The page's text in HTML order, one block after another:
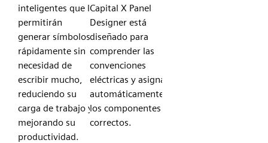
inteligentes que le
permitirán
generar símbolos
rápidamente sin
necesidad de
escribir mucho,
reduciendo su
carga de trabajo y
mejorando su
productividad.
Capital X Panel
Designer está
diseñado para
comprender las
convenciones
eléctricas y asigna
automáticamente
los componentes
correctos.